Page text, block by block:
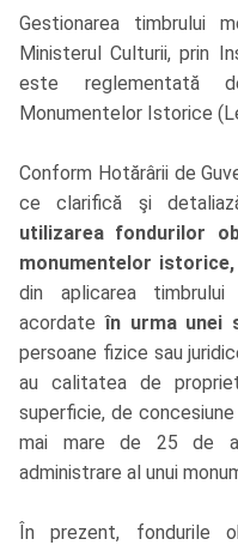
Gestionarea timbrului
Ministerul Culturii, prin
este reglementată
Monumentelor Istorice
Conform Hotărârii de
ce clarifică şi
utilizarea fondurilor
monumentelor istorice,
din aplicarea
acordateîn urma unei
persoane fizice sau
au calitatea de
superficie, de
mai mare de 25 de
administrare al unui
În prezent, fondurile